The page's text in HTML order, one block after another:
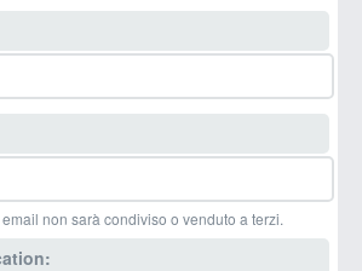
non sarà condiviso o venduto a terzi.